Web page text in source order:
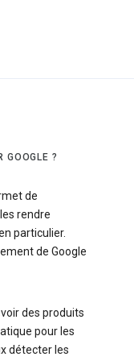
GOOGLE ?
de
rendre
particulier.
de Google
des produits
pour les
détecter les